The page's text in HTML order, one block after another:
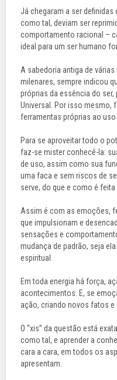
Já chegaram a ser
como tal, deviam ser
comportamento racional –
ideal para um ser humano
A sabedoria antiga de
milenares, sempre indicou
próprias da essência do
Universal. Por isso mesmo,
ferramentas próprias ao uso
Para se aproveitar todo o
faz-se mister conhecê-la:
de uso, assim como sua
uma faca e sem riscos de
serve, do que e como é feita
Assim é com as emoções,
que impulsionam e
sensações e
mudança de padrão, seja
espiritual.
Em toda energia há força,
acontecimentos. E, se
ação, criando novos fatos e
O “xis” da questão está
como tal, e aprender a
cara a cara, em todos os
apresentam.